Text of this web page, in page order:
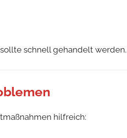
schnell gehandelt werden.
hilfreich: